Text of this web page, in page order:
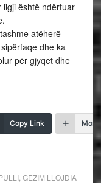
është ndërtuar
atëherë
dhe ka
për gjyqet dhe
Copy Link More
, GEZIM LLOJDIA